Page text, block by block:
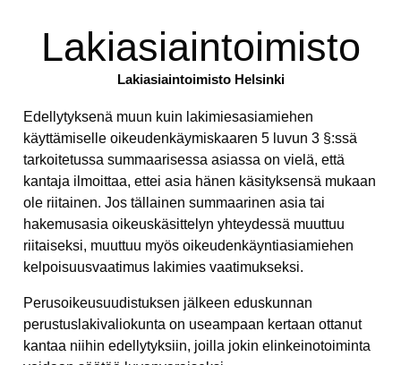
Lakiasiaintoimisto
Lakiasiaintoimisto Helsinki
Edellytyksenä muun kuin lakimiesasiamiehen
käyttämiselle oikeudenkäymiskaaren 5 luvun 3 §:ssä
tarkoitetussa summaarisessa asiassa on vielä, että
kantaja ilmoittaa, ettei asia hänen käsityksensä mukaan
ole riitainen. Jos tällainen summaarinen asia tai
hakemusasia oikeuskäsittelyn yhteydessä muuttuu
riitaiseksi, muuttuu myös oikeudenkäyntiasiamiehen
kelpoisuusvaatimus lakimies vaatimukseksi.
Perusoikeusuudistuksen jälkeen eduskunnan
perustuslakivaliokunta on useampaan kertaan ottanut
kantaa niihin edellytyksiin, joilla jokin elinkeinotoiminta